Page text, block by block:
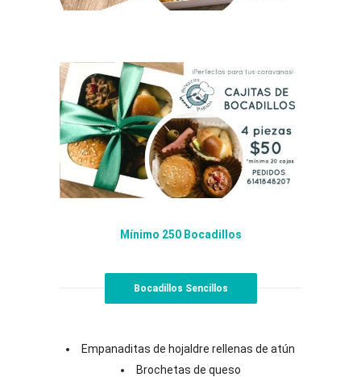
Mínimo 250 Bocadillos
Bocadillos Sencillos
Empanaditas de hojaldre rellenas de atún
Brochetas de queso